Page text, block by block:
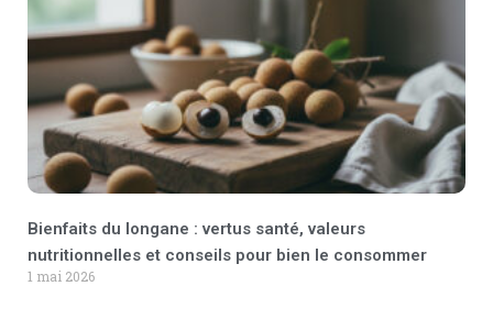
Bienfaits du longane : vertus santé, valeurs
nutritionnelles et conseils pour bien le consommer
1 mai 2026